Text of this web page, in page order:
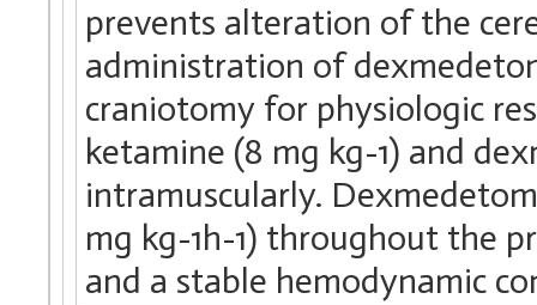
prevents alteration of the
administration of
craniotomy for physiologic
ketamine (8 mg kg-1) and
intramuscularly.
mg kg-1h-1) throughout the
and a stable hemodynamic